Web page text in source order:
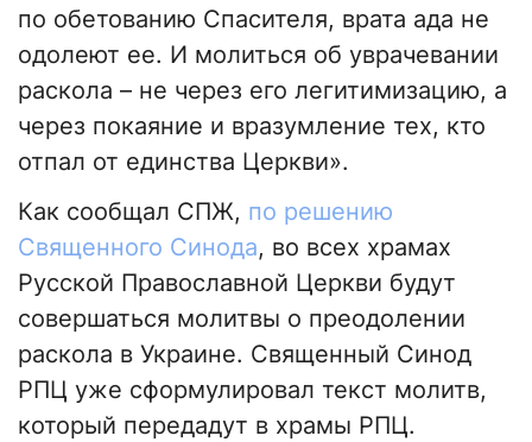
по обетованию Спасителя, врата ада не
одолеют ее. И молиться об уврачевании
раскола – не через его легитимизацию, а
через покаяние и вразумление тех, кто
отпал от единства Церкви».
Как сообщал СПЖ, по решению
Священного Синода, во всех храмах
Русской Православной Церкви будут
совершаться молитвы о преодолении
раскола в Украине. Священный Синод
РПЦ уже сформулировал текст молитв,
который передадут в храмы РПЦ.